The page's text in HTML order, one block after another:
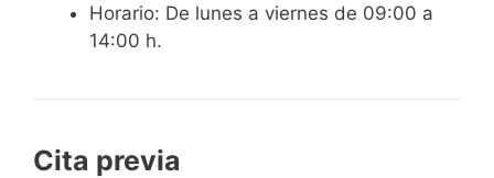
Horario: De lunes a viernes de 09:00 a
14:00 h.
Cita previa